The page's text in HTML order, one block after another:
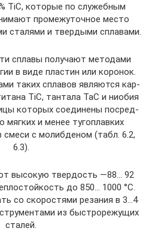
TiC, которые по служебным
про­межуточное место
сталями и твердыми сплавами.
сплавы получают методами
в виде пластин или коронок.
таких сплавов являются кар­
TiC, тантала ТаС и ниобия
которых соединены посред­
мягких и менее тугоплавких
смеси с молибденом (табл. 6.2,
6.3).
высокую твердость —88… 92
до 850… 1000 °С.
со скоростями резания в 3…4
из быстро­режущих
сталей.